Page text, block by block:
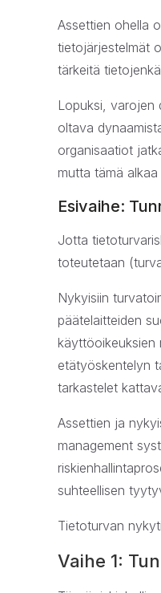
Assettien ohella
tietojärjestelmät
tärkeitä
Lopuksi, varojen
oltava
organisaatiot
mutta tämä
Esivaihe:
Jotta
toteutetaan
Nykyisiin
päätelaitteiden
etätyöskentelyn
tarkastelet
Assettien ja
management
suhteellisen
Tietoturvan
Vaihe 1: